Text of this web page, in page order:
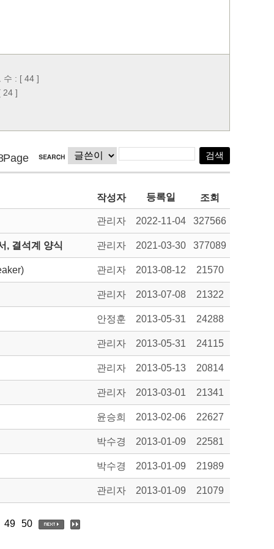
: [ 44 ]
]
작성자 등록일 조회
관리자 2022-11-04 327566
, 결석계 양식 관리자 2021-03-30 377089
관리자 2013-08-12 21570
관리자 2013-07-08 21322
안정훈 2013-05-31 24288
관리자 2013-05-31 24115
관리자 2013-05-13 20814
관리자 2013-03-01 21341
윤승희 2013-02-06 22627
박수경 2013-01-09 22581
박수경 2013-01-09 21989
관리자 2013-01-09 21079
49 50